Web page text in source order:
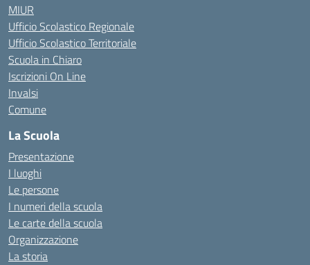
MIUR
Ufficio Scolastico Regionale
Ufficio Scolastico Territoriale
Scuola in Chiaro
Iscrizioni On Line
Invalsi
Comune
La Scuola
Presentazione
I luoghi
Le persone
I numeri della scuola
Le carte della scuola
Organizzazione
La storia